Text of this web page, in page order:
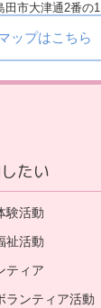
田市大津通2番の1
ップはこちら
たい
験活動
祉活動
ティア
ランティア活動